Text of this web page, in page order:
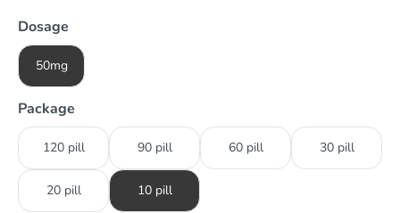
Dosage
50mg
Package
120 pill 90 pill 60 pill 30 pill
20 pill 10 pill